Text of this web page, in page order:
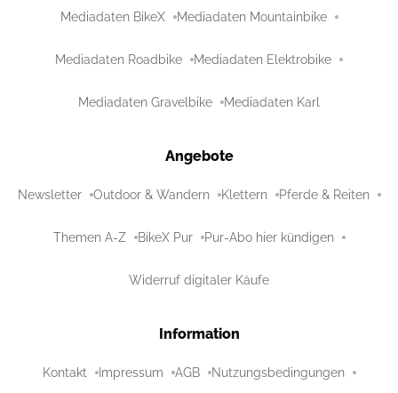
Mediadaten BikeX Mediadaten Mountainbike
Mediadaten Roadbike Mediadaten Elektrobike
Mediadaten Gravelbike Mediadaten Karl
Angebote
Newsletter Outdoor & Wandern Klettern Pferde & Reiten
Themen A-Z BikeX Pur Pur-Abo hier kündigen
Widerruf digitaler Käufe
Information
Kontakt Impressum AGB Nutzungsbedingungen